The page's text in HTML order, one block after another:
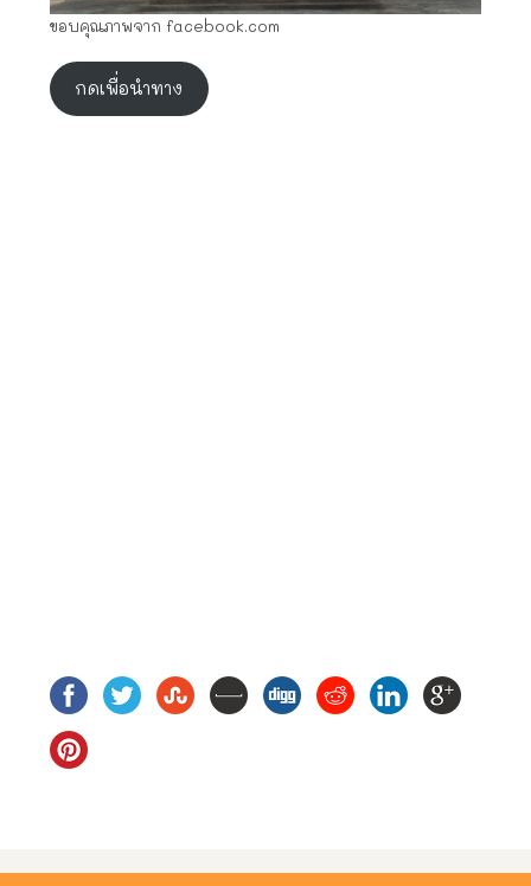
ขอบคุณภาพจาก facebook.com
กดเพื่อนำทาง